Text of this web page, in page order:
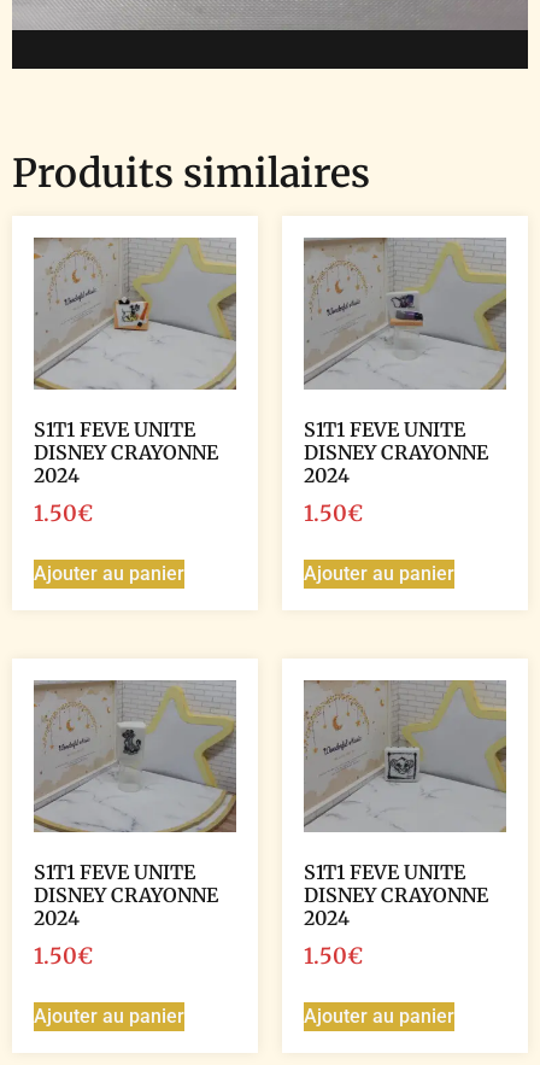
Produits similaires
S1T1 FEVE UNITE
DISNEY CRAYONNE
2024
1.50€
Ajouter au panier
S1T1 FEVE UNITE
DISNEY CRAYONNE
2024
1.50€
Ajouter au panier
S1T1 FEVE UNITE
DISNEY CRAYONNE
2024
1.50€
Ajouter au panier
S1T1 FEVE UNITE
DISNEY CRAYONNE
2024
1.50€
Ajouter au panier